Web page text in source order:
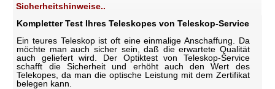
Sicherheitshinweise..
Kompletter Test Ihres Teleskopes von Teleskop-Service
Ein teures Teleskop ist oft eine einmalige Anschaffung. Da
möchte man auch sicher sein, daß die erwartete Qualität
auch geliefert wird. Der Optiktest von Teleskop-Service
schafft die Sicherheit und erhöht auch den Wert des
Telekopes, da man die optische Leistung mit dem Zertifikat
belegen kann.